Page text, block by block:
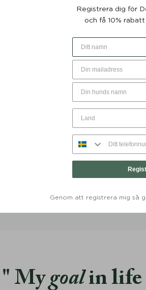
Hundhalsband Stockholm Läder Hazel -
649KR
My goalin life
Registrera dig för
och få 10%
Genom att registrera mig så